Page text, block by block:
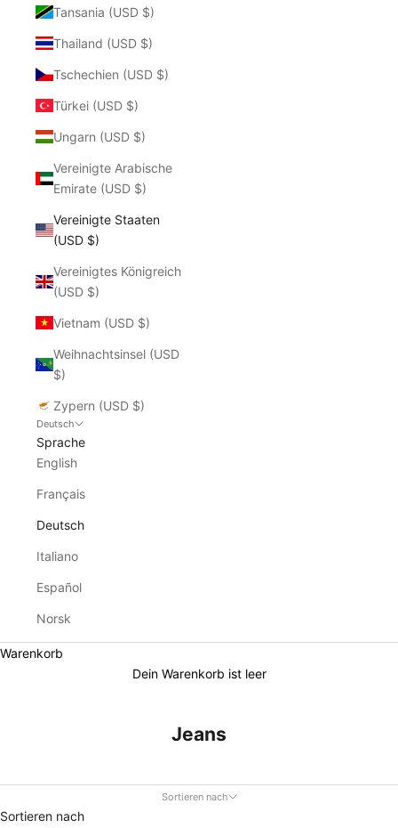
Tansania (USD $)
Thailand (USD $)
Tschechien (USD $)
Türkei (USD $)
Ungarn (USD $)
Vereinigte Arabische
Emirate (USD $)
Vereinigte Staaten
(USD $)
Vereinigtes Königreich
(USD $)
Vietnam (USD $)
Weihnachtsinsel (USD
$)
Zypern (USD $)
Deutsch
Sprache
English
Français
Deutsch
Italiano
Español
Norsk
Warenkorb
Dein Warenkorb ist leer
Jeans
Sortieren nach
Sortieren nach